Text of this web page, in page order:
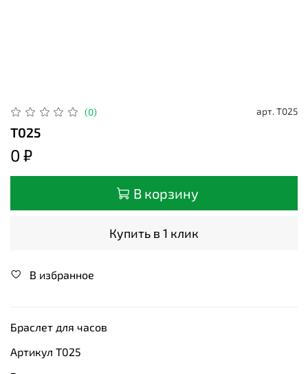
(0) арт. Т025
Т025
0 ₽
В корзину
Купить в 1 клик
В избранное
Браслет для часов
Артикул Т025